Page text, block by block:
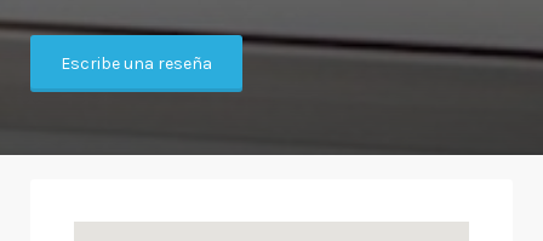
Escribe una reseña